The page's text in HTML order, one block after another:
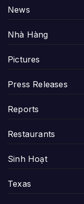
News
Nhà Hàng
Pictures
Press Releases
Reports
Restaurants
Sinh Hoạt
Texas